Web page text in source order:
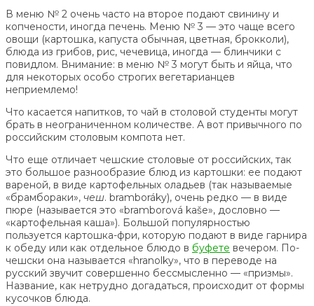
В меню № 2 очень часто на второе подают свинину и
копчености, иногда печень. Меню № 3 — это чаще всего
овощи (картошка, капуста обычная, цветная, брокколи),
блюда из грибов, рис, чечевица, иногда — блинчики с
повидлом. Внимание: в меню № 3 могут быть и яйца, что
для некоторых особо строгих вегетарианцев
неприемлемо!
Что касается напитков, то чай в столовой студенты могут
брать в неограниченном количестве. А вот привычного по
российским столовым компота нет.
Что еще отличает чешские столовые от российских, так
это большое разнообразие блюд из картошки: ее подают
вареной, в виде картофельных оладьев (так называемые
«брамбораки», чеш. bramboráky), очень редко — в виде
пюре (называется это «bramborová kaše», дословно —
«картофельная каша»). Большой популярностью
пользуется картошка-фри, которую подают в виде гарнира
к обеду или как отдельное блюдо в буфете вечером. По-
чешски она называется «hranolky», что в переводе на
русский звучит совершенно бессмысленно — «призмы».
Название, как нетрудно догадаться, происходит от формы
кусочков блюда.